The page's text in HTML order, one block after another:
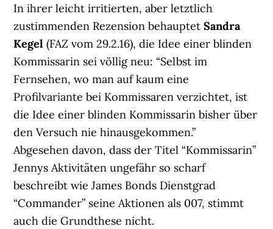
In ihrer leicht irritierten, aber letztlich
zustimmenden Rezension behauptetSandra
Kegel (FAZ vom 29.2.16), die Idee einer blinden
Kommissarin sei völlig neu: “Selbst im
Fernsehen, wo man auf kaum eine
Profilvariante bei Kommissaren verzichtet, ist
die Idee einer blinden Kommissarin bisher über
den Versuch nie hinausgekommen.”
Abgesehen davon, dass der Titel “Kommissarin”
Jennys Aktivitäten ungefähr so scharf
beschreibt wie James Bonds Dienstgrad
“Commander” seine Aktionen als 007, stimmt
auch die Grundthese nicht.